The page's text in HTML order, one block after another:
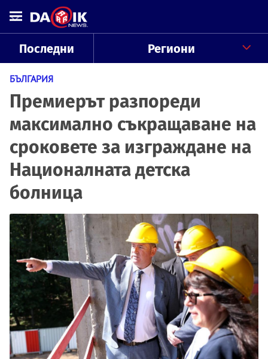
Последни Региони
БЪЛГАРИЯ
Премиерът разпореди
максимално съкращаване на
сроковете за изграждане на
Националната детска
болница